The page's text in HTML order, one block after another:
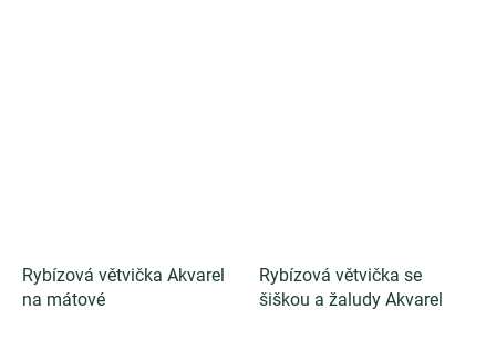
Rybízová větvička Akvarel
na mátové
Rybízová větvička se
šiškou a žaludy Akvarel